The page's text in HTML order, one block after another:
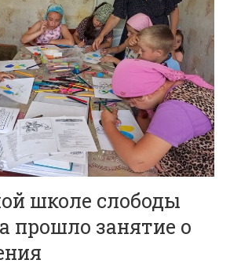
школе слободы
прошло занятие о